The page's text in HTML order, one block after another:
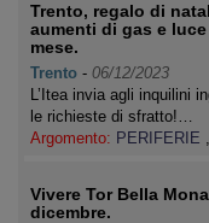
Trento, regalo di
aumenti di gas e
mese.
Trento - 06/12/2023
L’Itea invia agli inquilini
le richieste di sfratto!…
Argomento: PERIFERIE ,
Vivere Tor Bella
dicembre.